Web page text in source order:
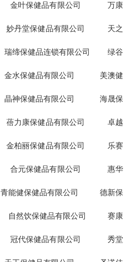
金叶保健品有限公司
万康
妙丹堂保健品有限公司
天之
瑞缔保健品连锁有限公司
绿谷
金水保健品有限公司
美澳健
晶神保健品有限公司
海晟保
蓓力康保健品有限公司
卓越
金柏丽保健品有限公司
乐赛
合元保健品有限公司
惠华
青能健保健品有限公司
德新保
自然饮保健品有限公司
赛康
冠代保健品有限公司
秀堂